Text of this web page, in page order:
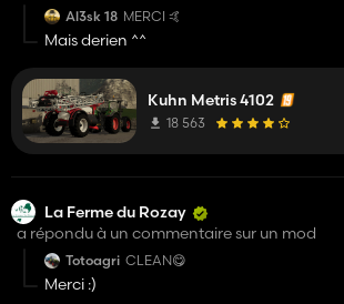
Al3sk 18 MERCI 🤙
Mais derien ^^
Kuhn Metris 4102
18 563
La Ferme du Rozay
a répondu à un commentaire sur un mod
Totoagri CLEAN😋
Merci :)